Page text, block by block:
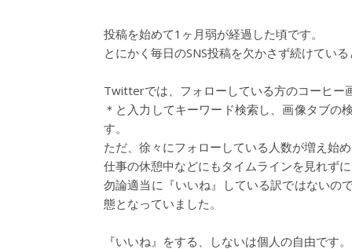
投稿を始めて1ヶ月弱が経過した頃です。
とにかく毎日のSNS投稿を欠かさず続けてい
Twitterでは、フォローしている方のコーヒー
＊と入力してキーワード検索し、画像タブ
す。
ただ、徐々にフォローしている人数が増え始
仕事の休憩中などにもタイムラインを見れず
勿論適当に『いいね』している訳ではないの
態となっていました。
『いいね』をする、しないは個人の自由です。